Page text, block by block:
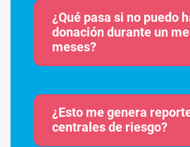
¿Qué pasa si no puedo
donación durante un
meses?
¿Esto me genera
centrales de riesgo?